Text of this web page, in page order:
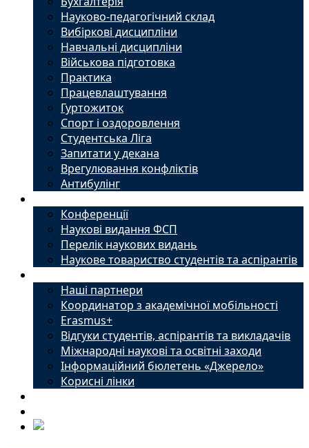
Науково-педагогічний склад
Вибіркові дисципліни
Навчальні дисципліни
Військова підготовка
Практика
Працевлаштування
Гуртожиток
Спорт і оздоровлення
Студентська Ліга
Запитати у декана
Врегулювання конфліктів
Антибулінг
Конференції
Наукові видання ФСП
Перелік наукових видань
Наукове товариство студентів та аспірантів
Наші партнери
Координатор з академічної мобільності
Erasmus+
Відгуки студентів, аспірантів та викладачів
Міжнародні наукові та освітні заходи
Інформаційний бюлетень «Джерело»
Корисні лінки